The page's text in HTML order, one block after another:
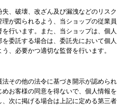
、破壊、改ざん及び漏洩などのリスク
が図られるよう、当ショップの従業員
行います。また、当ショップは、個人
委託する場合は、委託先において個人
、必要かつ適切な監督を行います。
その他の法令に基づき開示が認められ
お客様の同意を得ないで、個人情報を
次に掲げる場合は上記に定める第三者